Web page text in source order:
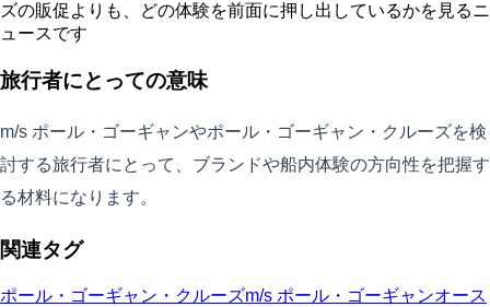
ズの販促よりも、どの体験を前面に押し出しているかを見るニ
ュースです
旅行者にとっての意味
m/s ポール・ゴーギャンやポール・ゴーギャン・クルーズを検
討する旅行者にとって、ブランドや船内体験の方向性を把握す
る材料になります。
関連タグ
ポール・ゴーギャン・クルーズm/s ポール・ゴーギャンオース